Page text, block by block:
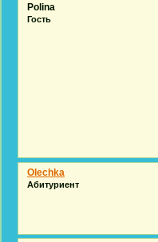
Polina
Гость
Olechka
Абитуриент